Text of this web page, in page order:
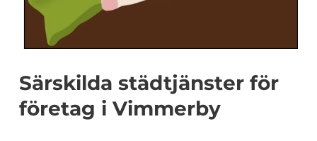
Särskilda städtjänster för
företag i Vimmerby